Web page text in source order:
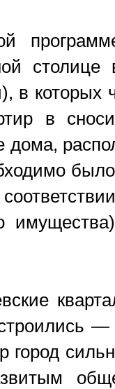
столице
в
в
дома,
было
город